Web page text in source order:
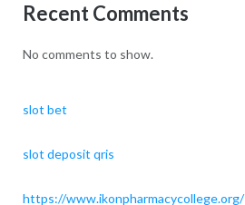
Recent Comments
No comments to show.
slot bet
slot deposit qris
https://www.ikonpharmacycollege.org/